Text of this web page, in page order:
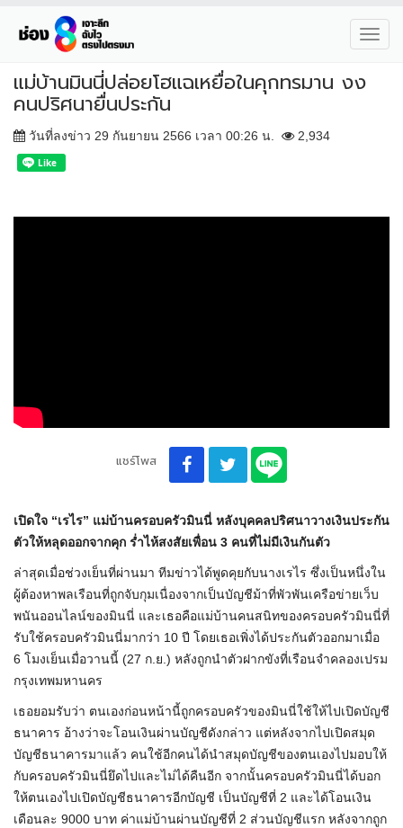
แม่บ้านมินนี่ปล่อยโฮแฉเหยื่อในคุกทรมาน งง
คนปริศนายื่นประกัน
วันที่ลงข่าว 29 กันยายน 2566 เวลา 00:26 น. 2,934
แชร์โพส
เปิดใจ “เรไร” แม่บ้านครอบครัวมินนี่ หลังบุคคลปริศนาวางเงินประกัน
ตัวให้หลุดออกจากคุก ร่ำไห้สงสัยเพื่อน 3 คนที่ไม่มีเงินกันตัว
ล่าสุดเมื่อช่วงเย็นที่ผ่านมา ทีมข่าวได้พูดคุยกับนางเรไร ซึ่งเป็นหนึ่งใน
ผู้ต้องหาพลเรือนที่ถูกจับกุมเนื่องจากเป็นบัญชีม้าที่พัวพันเครือข่ายเว็บ
พนันออนไลน์ของมินนี่ และเธอคือแม่บ้านคนสนิทของครอบครัวมินนี่ที่
รับใช้ครอบครัวมินนี่มากว่า 10 ปี โดยเธอเพิ่งได้ประกันตัวออกมาเมื่อ
6 โมงเย็นเมื่อวานนี้ (27 ก.ย.) หลังถูกนำตัวฝากขังที่เรือนจำคลองเปรม
กรุงเทพมหานคร
เธอยอมรับว่า ตนเองก่อนหน้านี้ถูกครอบครัวของมินนี่ใช้ให้ไปเปิดบัญชี
ธนาคาร อ้างว่าจะโอนเงินผ่านบัญชีดังกล่าว แต่หลังจากไปเปิดสมุด
บัญชีธนาคารมาแล้ว คนใช้อีกคนได้นำสมุดบัญชีของตนเองไปมอบให้
กับครอบครัวมินนี่ยึดไปและไม่ได้คืนอีก จากนั้นครอบครัวมินนี่ได้บอก
ให้ตนเองไปเปิดบัญชีธนาคารอีกบัญชี เป็นบัญชีที่ 2 และได้โอนเงิน
เดือนละ 9000 บาท ค่าแม่บ้านผ่านบัญชีที่ 2 ส่วนบัญชีแรก หลังจากถูก